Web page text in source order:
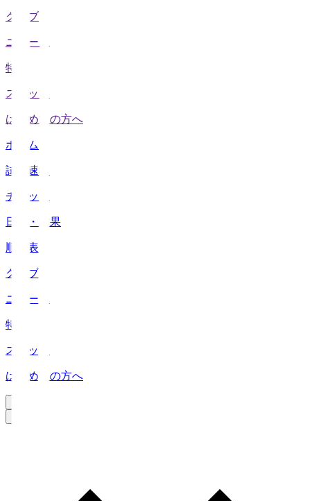
クラブ
ニュース
特集
スタッツ
はじめての方へ
ホーム
試合速報
チケット
日程・結果
順位表
クラブ
ニュース
特集
スタッツ
はじめての方へ